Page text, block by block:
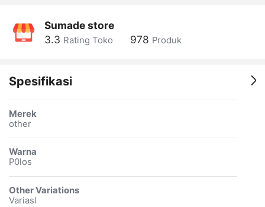
Sumade store
3.3 Rating Toko 978 Produk
Spesifikasi
Merek
other
Warna
P0los
Other Variations
Variasl